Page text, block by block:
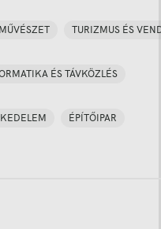
MŰVÉSZET TURIZMUS ÉS
ÉS TÁVKÖZLÉS
ÉPÍTŐIPAR